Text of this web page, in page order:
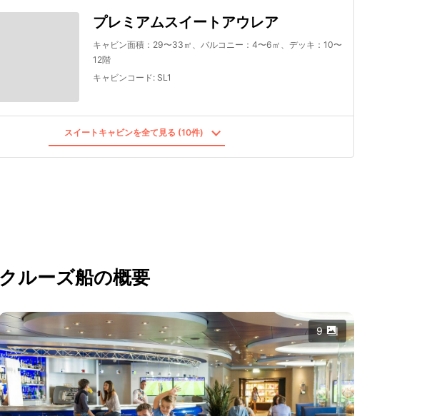
プレミアムスイートアウレア
キャビン面積：29〜33㎡、バルコニー：4〜6㎡、デッキ：10〜
12階
キャビンコード: SL1
スイートキャビンを全て見る (10件)
クルーズ船の概要
9